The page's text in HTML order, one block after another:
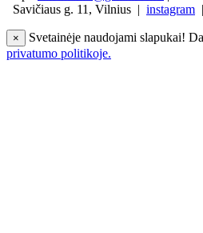
Savičiaus g. 11, Vilnius | instagram |
×
Svetainėje naudojami slapukai!
privatumo politikoje.